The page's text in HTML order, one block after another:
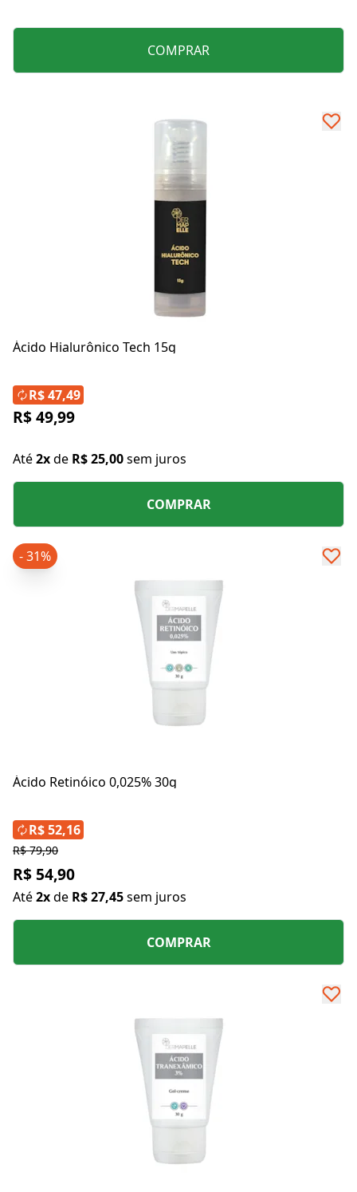
COMPRAR
Ácido Hialurônico Tech 15g
R$ 49,99
Até2xde R$ 25,00sem juros
R$ 47,49
COMPRAR
Ácido Retinóico 0,025% 30g
- 31%
R$ 79,90
R$ 54,90
Até2xde R$ 27,45sem juros
R$ 52,16
COMPRAR